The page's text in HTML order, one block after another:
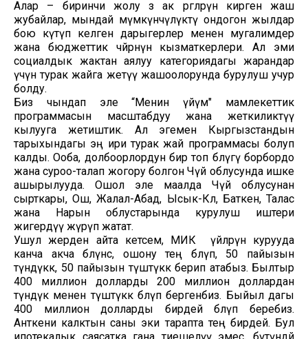
Алар – биринчи жолу өз ак өргөөлөрүнө кирген жаш
жубайлар, мындай мүмкүнчүлүктү ондогон жылдар
бою күтүп келген дарыгерлер менен мугалимдер
жана бюджеттик чөйрөнүн кызматкерлери. Ал эми
социалдык жактан аялуу категориядагы жарандар
үчүн турак жайга жетүү жашоолорунда бурулуш учур
болду.
Биз чындап эле “Менин үйүм" мамлекеттик
программасын масштабдуу жана жеткиликтүү
кылууга жетиштик. Ал эгемен Кыргызстандын
тарыхындагы эң ири турак жай программасы болуп
калды. Ооба, долбоорлордун бир топ бөлүгү борбордо
жана суроо-талап жогору болгон Чүй облусунда ишке
ашырылууда. Ошол эле маалда Чүй облусунан
сырткары, Ош, Жалал-Абад, Ысык-Көл, Баткен, Талас
жана Нарын облустарында курулуш иштери
жигердүү жүрүп жатат.
Ушул жерден айта кетсем, МИК үйлөрүн курууда
канча акча бөлүнсө, ошону тең бөлүп, 50 пайызын
түндүккө, 50 пайызын түштүккө берип атабыз. Былтыр
400 миллион долларды 200 миллион доллардан
түндүк менен түштүккө бөлүп бергенбиз. Быйыл дагы
400 миллион долларды бирдей бөлүп беребиз.
Анткени калктын саны эки тарапта тең бирдей. Бул
ипотекалык саясатка гана тиешелүү эмес, бүтүндөй